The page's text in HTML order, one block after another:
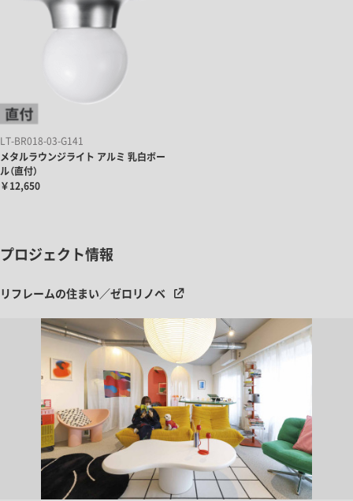
LT-BR018-03-G141
メタルラウンジライト アルミ 乳白ボー
ル（直付）
￥12,650
プロジェクト情報
リフレームの住まい／ゼロリノベ